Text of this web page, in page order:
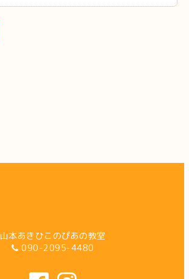
山本あきひこのぴあの教室
090-2095-4480